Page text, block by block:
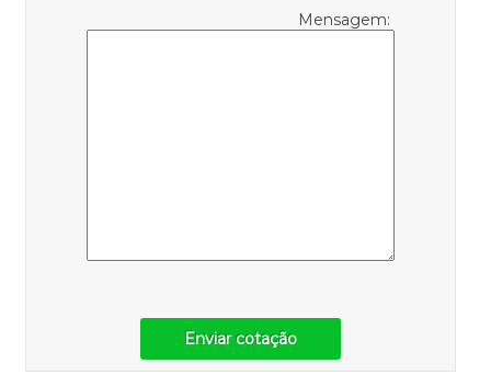
Mensagem:
Enviar cotação